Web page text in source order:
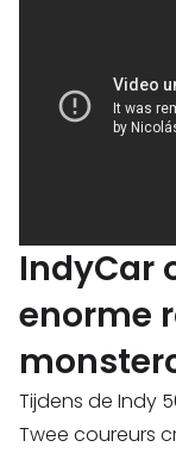
IndyCar
enorme
Tijdens de Indy
Twee coureurs